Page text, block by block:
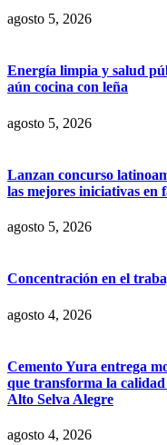
agosto 5, 2026
Energía limpia y salud
aún cocina con leña
agosto 5, 2026
Lanzan concurso
las mejores iniciativas en
agosto 5, 2026
Concentración en el
agosto 4, 2026
Cemento Yura entrega
que transforma la calidad
Alto Selva Alegre
agosto 4, 2026